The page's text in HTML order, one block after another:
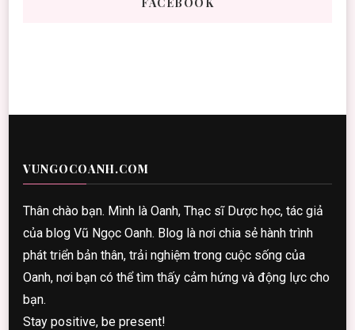
VUNGOCOANH.COM
Thân chào bạn. Mình là Oanh, Thạc sĩ Dược học, tác giả
của blog Vũ Ngọc Oanh. Blog là nơi chia sẻ hành trình
phát triển bản thân, trải nghiệm trong cuộc sống của
Oanh, nơi bạn có thể tìm thấy cảm hứng và động lực cho
bạn.
Stay positive, be present!